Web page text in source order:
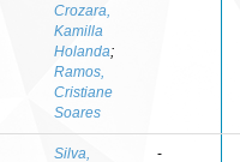
Crozara,
Kamilla
Holanda;
Ramos,
Cristiane
Soares
Silva,
-